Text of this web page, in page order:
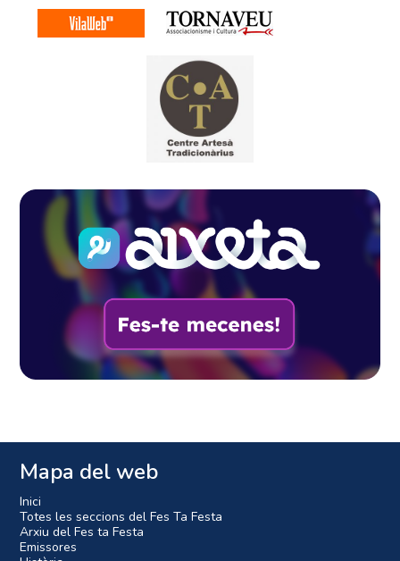
Mapa del web
Inici
Totes les seccions del Fes Ta Festa
Arxiu del Fes ta Festa
Emissores